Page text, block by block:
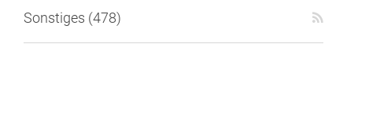
Sonstiges (478)